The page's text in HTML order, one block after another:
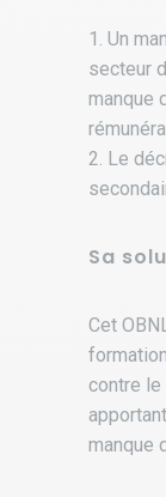
1. Un
secteur
manque
2. Le
Sa
Cet
contre le
manque